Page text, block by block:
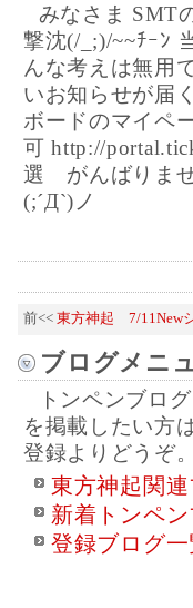
みなさま SMT
撃沈(/_;)/~~ﾁｰﾝ
んな考えは無用
いお知らせが届
ボードのマイペ
可 http://
選 がんばりま
(;´Д`)ノ
前<< 東方神起 7/11New
ブログメニ
トンペンブロ
を掲載したい方
登録よりどうぞ
東方神起関
新着トンペ
登録ブログ